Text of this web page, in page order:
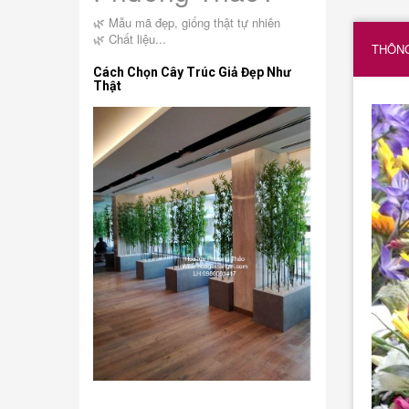
🌿 Mẫu mã đẹp, giống thật tự nhiên
🌿 Chất liệu...
Cách Chọn Cây Trúc Giả Đẹp Như
Thật